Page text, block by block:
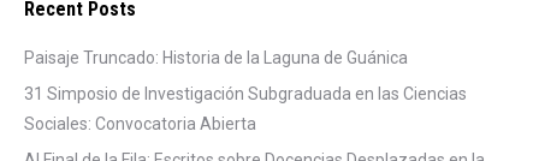
Recent Posts
Paisaje Truncado: Historia de la Laguna de Guánica
31 Simposio de Investigación Subgraduada en las Ciencias
Sociales: Convocatoria Abierta